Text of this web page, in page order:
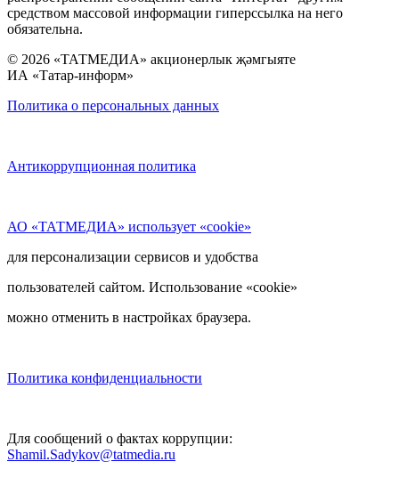
средством массовой информации гиперссылка на него
обязательна.
© 2026 «ТАТМЕДИА» акционерлык җәмгыяте
ИА «Татар-информ»
Политика о персональных данных
Антикоррупционная политика
АО «ТАТМЕДИА» использует «cookie»
для персонализации сервисов и удобства
пользователей сайтом. Использование «cookie»
можно отменить в настройках браузера.
Политика конфиденциальности
Для сообщений о фактах коррупции:
Shamil.Sadykov@tatmedia.ru